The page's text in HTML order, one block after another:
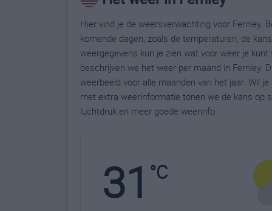
Hier vind je de weersverwachting voor Fernley.
komende dagen, zoals de temperaturen, de
weergegevens kun je zien wat voor weer je
beschrijven we het weer per maand in Fernley.
weerbeeld voor alle maanden van het jaar. Wil
met extra weerinformatie tonen we de kans op
luchtdruk en meer goede weerinfo.
31 °C